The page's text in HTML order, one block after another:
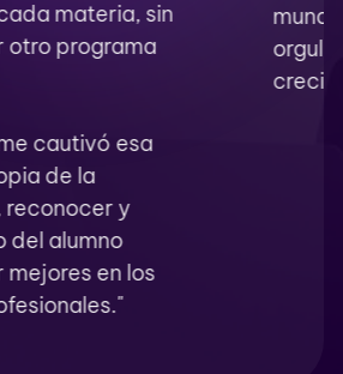
de la UVP es un
impulsa a seguir
cada día."